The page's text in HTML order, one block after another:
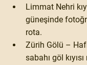
Limmat Nehri
güneşinde
rota.
Zürih Gölü –
sabahı göl